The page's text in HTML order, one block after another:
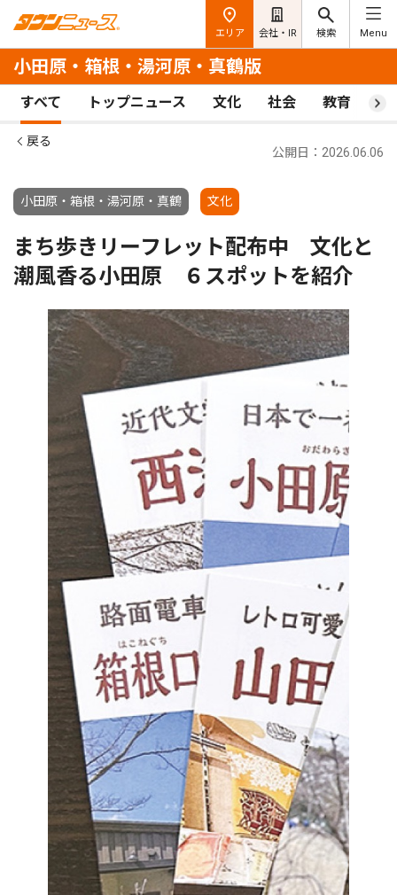
エリア 会社・IR 検索 Menu
小田原・箱根・湯河原・真鶴版
すべて トップニュース 文化 社会 教育 ス
戻る
小田原・箱根・湯河原・真鶴 文化
公開日：2026.06.06
まち歩きリーフレット配布中 文化と
潮風香る小田原 ６スポットを紹介